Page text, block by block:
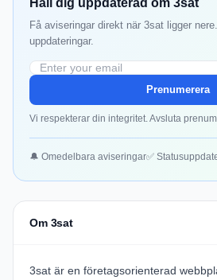
Håll dig uppdaterad om 3sat
Få aviseringar direkt när 3sat ligger
uppdateringar.
Prenumerera
Vi respekterar din integritet. Avsluta
🔔 Omedelbara aviseringar✅
Om 3sat
3sat är en företagsorienterad